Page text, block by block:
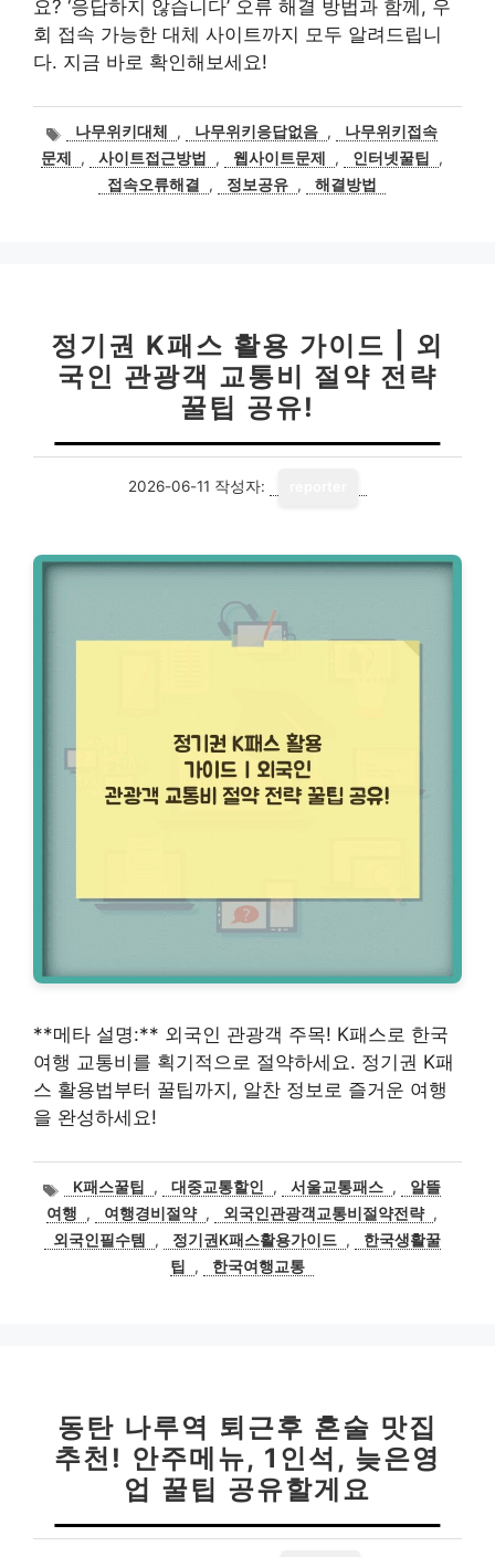
요? ‘응답하지 않습니다’ 오류 해결 방법과 함께, 우
회 접속 가능한 대체 사이트까지 모두 알려드립니
다. 지금 바로 확인해보세요!
태
그
나무위키대체 , 나무위키응답없음 ,
나무위키접속
문제
, 사이트접근방법 , 웹사이트문제 , 인터넷꿀팁
,
접속오류해결
, 정보공유 , 해결방법
정기권 K패스 활용 가이드 | 외
국인 관광객 교통비 절약 전략
꿀팁 공유!
2026-06-11 작성자:
**메타 설명:** 외국인 관광객 주목! K패스로 한국
여행 교통비를 획기적으로 절약하세요. 정기권 K패
스 활용법부터 꿀팁까지, 알찬 정보로 즐거운 여행
을 완성하세요!
태
그
K패스꿀팁 , 대중교통할인 , 서울교통패스 ,
알뜰
여행
, 여행경비절약 , 외국인관광객교통비절약전략 ,
외국인필수템
, 정기권K패스활용가이드 ,
한국생활꿀
팁
, 한국여행교통
동탄 나루역 퇴근후 혼술 맛집
추천! 안주메뉴, 1인석, 늦은영
업 꿀팁 공유할게요